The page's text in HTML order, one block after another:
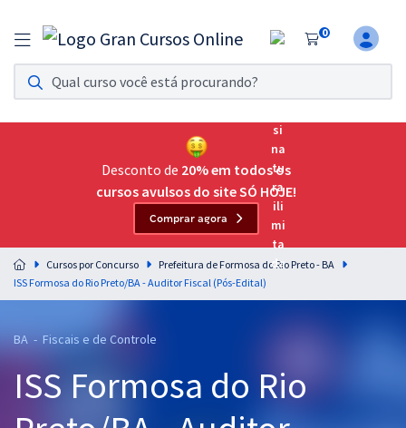
0
Assinatura Ilimitada 11
Acesso a todos os cursos. Teste grátis por 7 dias!
Assinatura OAB Até Passar
Acesso ilimitado a toda preparação para o Exame da
Residências Multiprofissionais
Preparação completa e intensiva para as principais
residências em saúde do Brasil
Cursos 20% OFF
Pós
Desconto de 20% em todos os
cursos avulsos do site SÓ HOJE!
Comprar agora
Cursos por Concurso
Prefeitura de Formosa do Rio Preto - BA
ISS Formosa do Rio Preto/BA - Auditor Fiscal (Pós-Edital)
BA - Fiscais e de Controle
ISS Formosa do Rio